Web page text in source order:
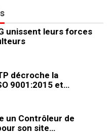
unissent leurs forces
décroche la
9001:2015 et…
un Contrôleur de
son site…